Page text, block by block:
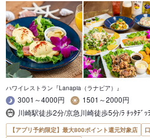
ハワイレストラン『Lanapia（ラナピア）』
3001～4000円
1501～2000円
川崎駅徒歩2分/京急川崎徒歩5分/ﾗ ﾁｯﾀﾃﾞｯ
【アプリ予約限定】最大800ポイント還元対象店